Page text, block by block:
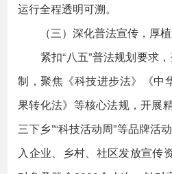
运行全程透明可溯。
（三）深化普法宣传，厚植
紧扣“八五”普法规划要求，
制，聚焦《科技进步法》《中
果转化法》等核心法规，开展
三下乡”“科技活动周”等品牌活
入企业、乡村、社区发放宣传